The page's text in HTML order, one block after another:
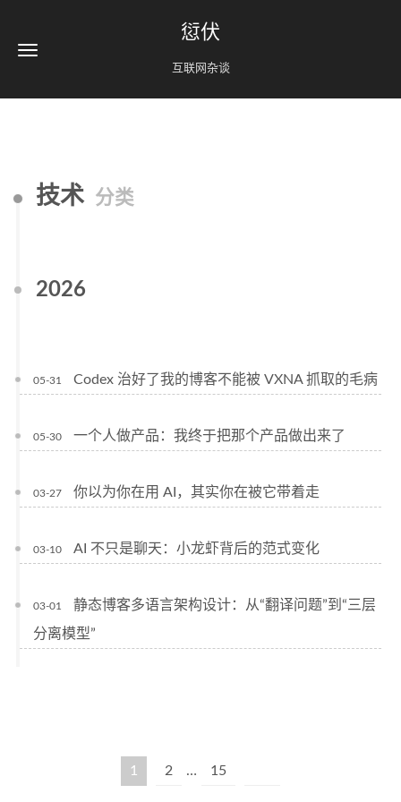
愆伏
互联网杂谈
技术 分类
2026
05-31 Codex 治好了我的博客不能被 VXNA 抓取的毛病
05-30 一个人做产品：我终于把那个产品做出来了
03-27 你以为你在用 AI，其实你在被它带着走
03-10 AI 不只是聊天：小龙虾背后的范式变化
03-01
静态博客多语言架构设计：从“翻译问题”到“三层
分离模型”
1 2 … 15